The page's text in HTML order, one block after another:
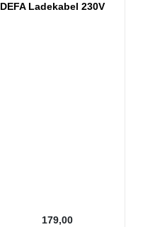
DEFA Ladekabel 230V
179,00